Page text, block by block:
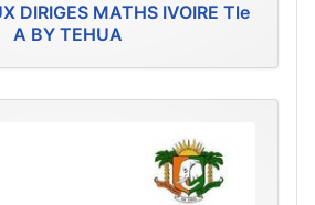
DIRIGES MATHS IVOIRE Tle
A BY TEHUA